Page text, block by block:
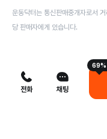
운동닥터는 통신판매중개자로서
당 판매자에게 있습니다.
전화 채팅
69%